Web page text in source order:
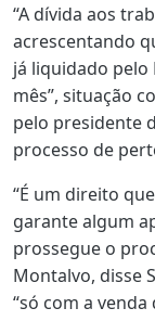
“A dívida aos
acrescentando
já liquidado pelo
mês”, situação
pelo presidente
processo de
“É um direito
garante algum
prossegue o
Montalvo, disse
“só com a